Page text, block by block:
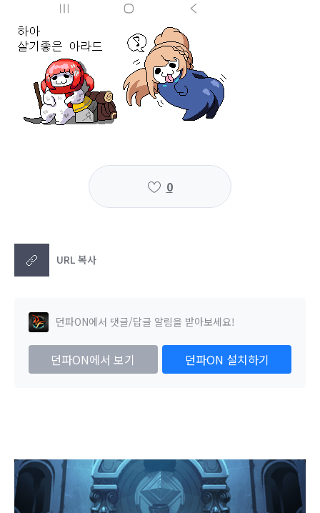
0
URL 복사
던파ON에서 댓글/답글 알림을 받아보세요!
던파ON에서 보기 던파ON 설치하기